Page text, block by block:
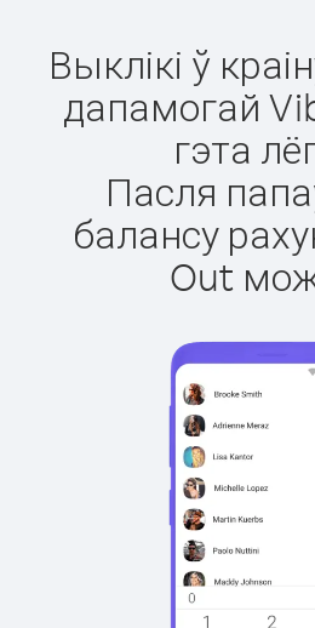
Выклікі ў
дапамогай
гэта
Пасля
балансу
Out